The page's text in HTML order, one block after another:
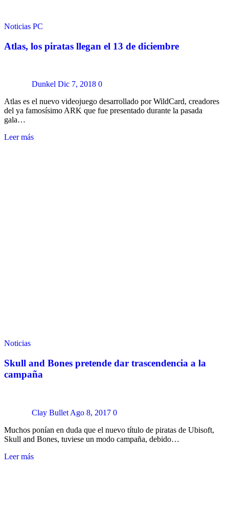
Noticias PC
Atlas, los piratas llegan el 13 de diciembre
Dunkel Dic 7, 2018 0
Atlas es el nuevo videojuego desarrollado por WildCard, creadores
del ya famosísimo ARK que fue presentado durante la pasada
gala…
Leer más
Noticias
Skull and Bones pretende dar trascendencia a la
campaña
Clay Bullet Ago 8, 2017 0
Muchos ponían en duda que el nuevo título de piratas de Ubisoft,
Skull and Bones, tuviese un modo campaña, debido…
Leer más